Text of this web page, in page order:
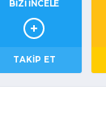
BIZI İNCELE
TAKIP ET